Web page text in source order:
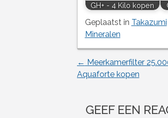
GH+ - 4 Kilo kopen
Geplaatst in Takazumi
Mineralen
← Meerkamerfilter
Aquaforte kopen
GEEF EEN